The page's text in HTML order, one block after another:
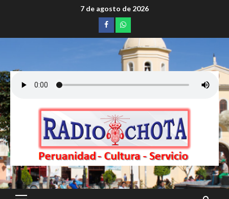
7 de agosto de 2026
Facebookwhatsapp